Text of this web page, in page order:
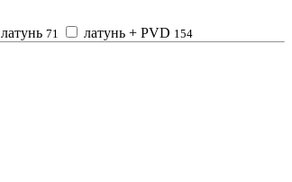
латунь 71 латунь + PVD 154